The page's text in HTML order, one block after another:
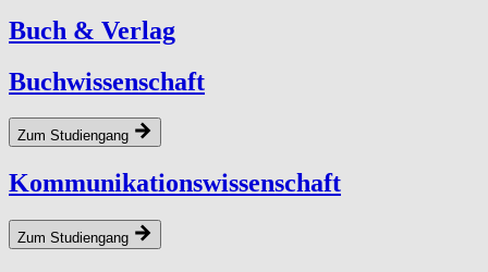
Buch & Verlag
Buchwissenschaft
Zum Studiengang
Kommunikationswissenschaft
Zum Studiengang